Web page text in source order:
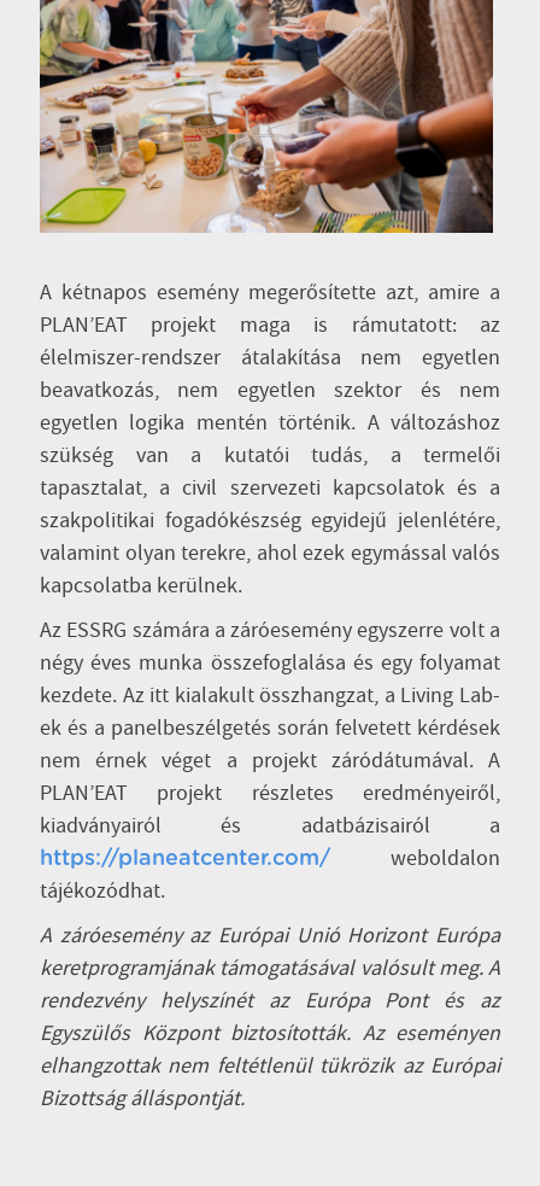
A kétnapos esemény megerősítette azt, amire a
PLAN’EAT projekt maga is rámutatott: az
élelmiszer-rendszer átalakítása nem egyetlen
beavatkozás, nem egyetlen szektor és nem
egyetlen logika mentén történik. A változáshoz
szükség van a kutatói tudás, a termelői
tapasztalat, a civil szervezeti kapcsolatok és a
szakpolitikai fogadókészség egyidejű jelenlétére,
valamint olyan terekre, ahol ezek egymással valós
kapcsolatba kerülnek.
Az ESSRG számára a záróesemény egyszerre volt a
négy éves munka összefoglalása és egy folyamat
kezdete. Az itt kialakult összhangzat, a Living Lab-
ek és a panelbeszélgetés során felvetett kérdések
nem érnek véget a projekt záródátumával. A
PLAN’EAT projekt részletes eredményeiről,
kiadványairól és adatbázisairól a
https://planeatcenter.com/
weboldalon
tájékozódhat.
A záróesemény az Európai Unió Horizont Európa
keretprogramjának támogatásával valósult meg. A
rendezvény helyszínét az Európa Pont és az
Egyszülős Központ biztosították. Az eseményen
elhangzottak nem feltétlenül tükrözik az Európai
Bizottság álláspontját.